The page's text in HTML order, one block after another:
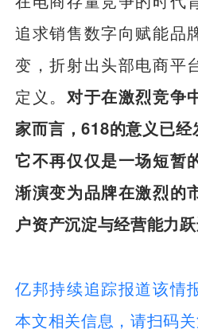
追求销售数字向赋能品
变，折射出头部电商平
定义。 对于在激烈竞争
家而言，618的意义已
它不再仅仅是一场短暂
渐演变为品牌在激烈的
户资产沉淀与经营能力
亿邦持续追踪报道该情
本文相关信息，请扫码关